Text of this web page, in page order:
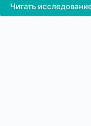
Читать